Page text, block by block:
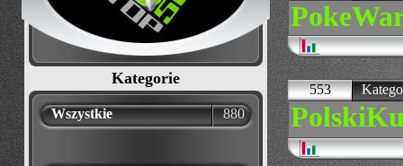
Kategorie
Wszystkie 880
553